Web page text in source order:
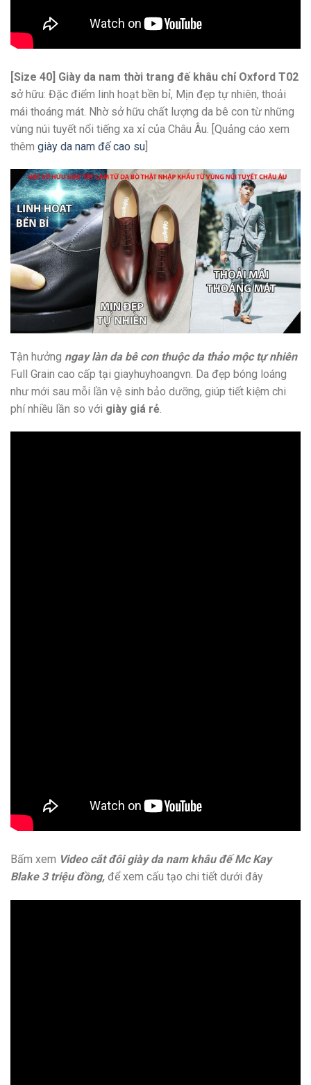
[Size 40] Giày da nam thời trang đế khâu chỉ Oxford T02
sở hữu: Đặc điểm linh hoạt bền bỉ, Mịn đẹp tự nhiên, thoải
mái thoáng mát. Nhờ sở hữu chất lượng da bê con từ những
vùng núi tuyết nổi tiếng xa xỉ của Châu Âu. [Quảng cáo xem
thêm giày da nam đế cao su
Tận hưởng ngay làn da bê con thuộc da thảo mộc tự nhiên
Full Grain cao cấp tại giayhuyhoangvn. Da đẹp bóng loáng
như mới sau mỗi lần vệ sinh bảo dưỡng, giúp tiết kiệm chi
phí nhiều lần so với giày giá rẻ
Bấm xem Video cắt đôi giày da nam khâu đế Mc Kay
Blake 3 triệu đồng, để xem cấu tạo chi tiết dưới đây